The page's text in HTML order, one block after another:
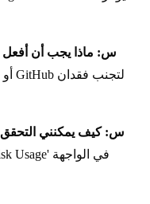
س: ماذا يجب أن أفعل
س: كيف يمكنني التحقق